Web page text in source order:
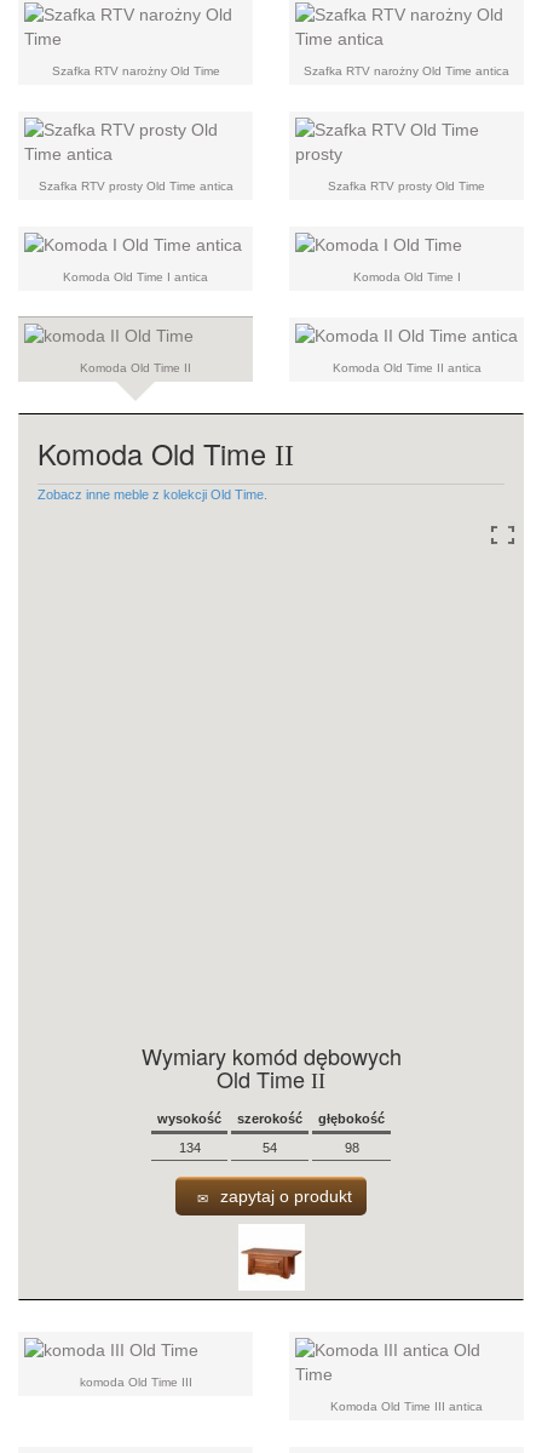
Szafka RTV narożny Old Time Szafka RTV narożny Old Time antica
Szafka RTV prosty Old Time antica Szafka RTV prosty Old Time
Komoda Old Time I antica Komoda Old Time I
Komoda Old Time II Komoda Old Time II antica
Komoda Old Time II
Zobacz inne meble z kolekcji Old Time.
Wymiary komód dębowych
Old Time II
wysokość szerokość
głębokość
134
54 98
zapytaj o produkt
komoda Old Time III
Komoda Old Time III antica